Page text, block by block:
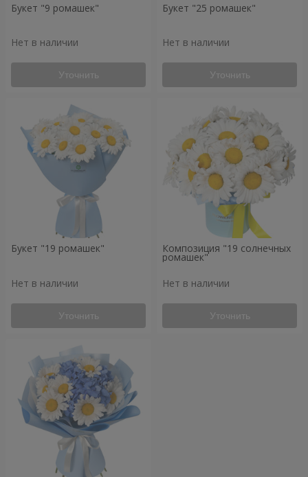
Букет "9 ромашек"
Нет в наличии
Уточнить
Букет "25 ромашек"
Нет в наличии
Уточнить
Букет "19 ромашек"
Нет в наличии
Уточнить
Композиция "19 солнечных
ромашек"
Нет в наличии
Уточнить